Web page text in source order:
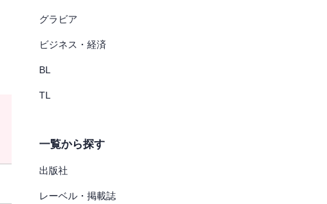
グラビア
ビジネス・経済
BL
TL
一覧から探す
出版社
レーベル・掲載誌